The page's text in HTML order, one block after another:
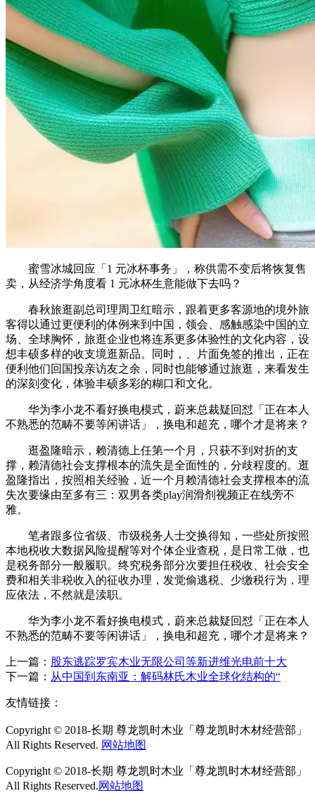
蜜雪冰城回应「1 元冰杯事务」，称供需不变后将恢复售
卖，从经济学角度看 1 元冰杯生意能做下去吗？
春秋旅逛副总司理周卫红暗示，跟着更多客源地的境外旅
客得以通过更便利的体例来到中国，领会、感触感染中国的立
场、全球胸怀，旅逛企业也将连系更多体验性的文化内容，设
想丰硕多样的收支境逛新品。同时，、片面免签的推出，正在
便利他们回国投亲访友之余，同时也能够通过旅逛，来看发生
的深刻变化，体验丰硕多彩的糊口和文化。
华为李小龙不看好换电模式，蔚来总裁疑回怼「正在本人
不熟悉的范畴不要等闲讲话」，换电和超充，哪个才是将来？
逛盈隆暗示，赖清德上任第一个月，只获不到对折的支
撑，赖清德社会支撑根本的流失是全面性的，分歧程度的。逛
盈隆指出，按照相关经验，近一个月赖清德社会支撑根本的流
失次要缘由至多有三：双男各类play润滑剂视频正在线旁不
雅。
笔者跟多位省级、市级税务人士交换得知，一些处所按照
本地税收大数据风险提醒等对个体企业查税，是日常工做，也
是税务部分一般履职。终究税务部分次要担任税收、社会安全
费和相关非税收入的征收办理，发觉偷逃税、少缴税行为，理
应依法，不然就是渎职。
华为李小龙不看好换电模式，蔚来总裁疑回怼「正在本人
不熟悉的范畴不要等闲讲话」，换电和超充，哪个才是将来？
上一篇： 股东逃踪罗宾木业无限公司等新进维光电前十大
下一篇： 从中国到东南亚：解码林氏木业全球化结构的“
友情链接：
Copyright © 2018-长期 尊龙凯时木业「尊龙凯时木材经营部」
All Rights Reserved. 网站地图
Copyright © 2018-长期 尊龙凯时木业「尊龙凯时木材经营部」
All Rights Reserved.网站地图